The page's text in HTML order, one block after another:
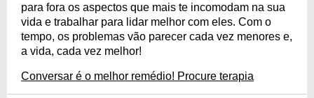
para fora os aspectos que mais te incomodam na sua
vida e trabalhar para lidar melhor com eles. Com o
tempo, os problemas vão parecer cada vez menores e,
a vida, cada vez melhor!
Conversar é o melhor remédio! Procure terapia